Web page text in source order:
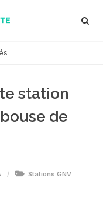
station
de
Stations GNV